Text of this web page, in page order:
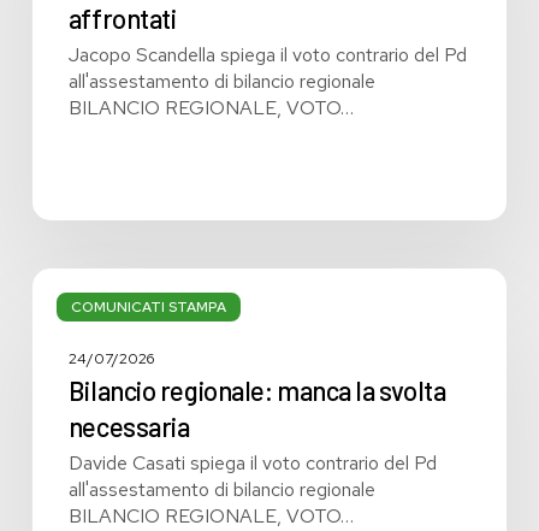
affrontati
affrontati
Jacopo Scandella spiega il voto contrario del Pd
all'assestamento di bilancio regionale
BILANCIO REGIONALE, VOTO…
COMUNICATI STAMPA
Bilancio
regionale:
svolta
24/07/2026
Bilancio regionale: manca la svolta
necessaria
Davide Casati spiega il voto contrario del Pd
all'assestamento di bilancio regionale
BILANCIO REGIONALE, VOTO…